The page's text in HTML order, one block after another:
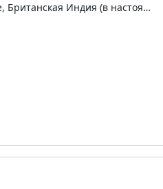
Британская Индия (в настоя…